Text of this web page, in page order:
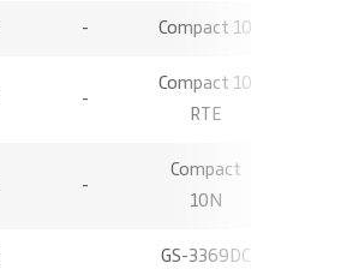
- Compact 10
-
Compact 10
RTE
-
Compact
10N
GS-3369DC